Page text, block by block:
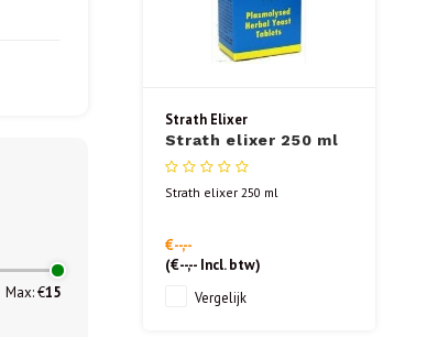
Max: €15
Strath Elixer
Strath elixer 250 ml
Strath elixer 250 ml
€--,--
(€--,--Incl. btw)
Vergelijk